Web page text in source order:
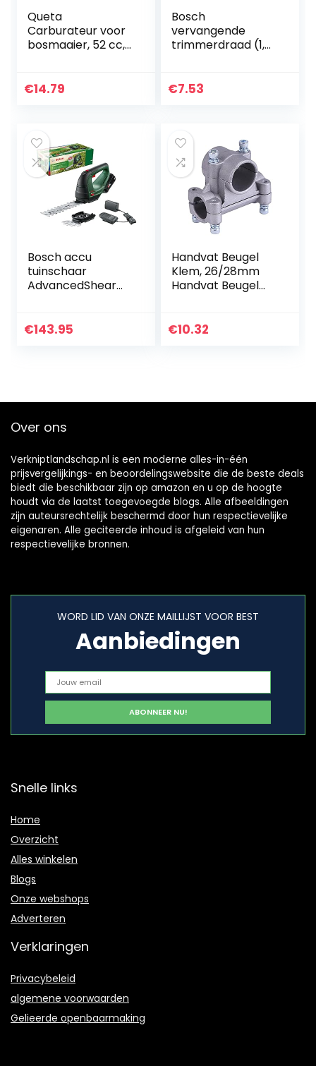
Queta
Carburateur voor
bosmaaier, 52 cc,
met afdichting,
€14.79
Bosch
vervangende
trimmerdraad (1,6
€7.53
Bosch accu
tuinschaar
AdvancedShear
snoeit tot 85 m²
€143.95
Handvat Beugel
Klem, 26/28mm
Handvat Beugel
Strimmer Trimmer
€10.32
Over ons
Verkniptlandschap.nl is een moderne alles-in-één
prijsvergelijkings- en beoordelingswebsite die de beste deals
biedt die beschikbaar zijn op amazon en u op de hoogte
houdt via de laatst toegevoegde blogs. Alle afbeeldingen
zijn auteursrechtelijk beschermd door hun respectievelijke
eigenaren. Alle geciteerde inhoud is afgeleid van hun
respectievelijke bronnen.
WORD LID VAN ONZE MAILLIJST VOOR BEST
Aanbiedingen
Snelle links
Home
Overzicht
Alles winkelen
Blogs
Onze webshops
Adverteren
Verklaringen
Privacybeleid
algemene voorwaarden
Gelieerde openbaarmaking